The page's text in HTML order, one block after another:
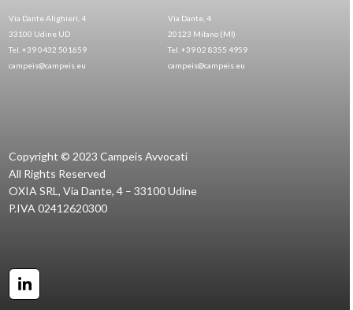
Via Dante Alighieri, 4
33100 Udine UD
Tel. +39 0432 501659
campeis@campeis.eu
Via Dante, 4
20123 Milano (MI)
Tel. +39 02 8355 4959
campeis@campeis.eu
Copyright © 2023 Campeis Avvocati
All Rights Reserved
OXIA SRL, Via Dante, 4 – 33100 Udine
P.IVA 02412620300
LinkedIn